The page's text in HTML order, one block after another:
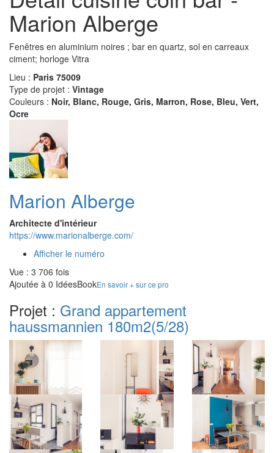
Marion Alberge
Fenêtres en aluminium noires ; bar en quartz, sol en carreaux
ciment; horloge Vitra
Lieu : Paris 75009
Type de projet : Vintage
Couleurs : Noir, Blanc, Rouge, Gris, Marron, Rose, Bleu, Vert,
Ocre
Marion Alberge
Architecte d'intérieur
https://www.marionalberge.com/
Afficher le numéro
Vue : 3 706 fois
Ajoutée à 0 IdéesBookEn savoir + sur ce pro
Projet : Grand appartement
haussmannien 180m2(5/28)